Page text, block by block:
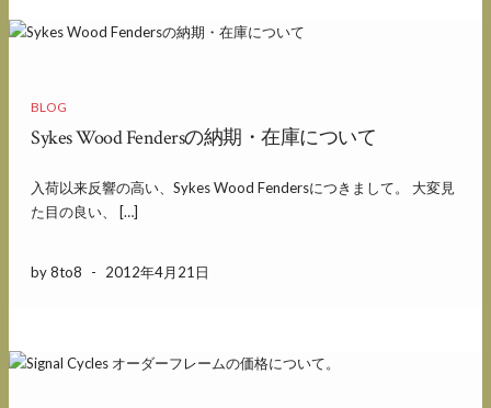
BLOG
Sykes Wood Fendersの納期・在庫について
入荷以来反響の高い、Sykes Wood Fendersにつきまして。 大変見
た目の良い、 […]
by 8to8 - 2012年4月21日